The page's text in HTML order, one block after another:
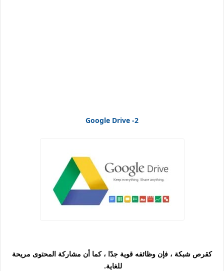
2-
Google Drive
كقرص شبكة ، فإن وظائفه قوية جدًا ، كما أن مشاركة المحتوى مريحة
للغاية.